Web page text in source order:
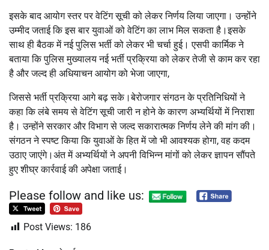
इसके बाद आयोग स्तर पर वेटिंग सूची को लेकर निर्णय लिया जाएगा। उन्होंने
उम्मीद जताई कि इस बार युवाओं को वेटिंग का लाभ मिल सकता है।इसके
साथ ही बैठक में नई पुलिस भर्ती को लेकर भी चर्चा हुई। एसपी कार्मिक ने
बताया कि पुलिस मुख्यालय नई भर्ती प्रक्रिया को लेकर तेजी से काम कर रहा
है और जल्द ही अधियाचन आयोग को भेजा जाएगा,
जिससे भर्ती प्रक्रिया आगे बढ़ सके।बेरोजगार संगठन के प्रतिनिधियों ने
कहा कि लंबे समय से वेटिंग सूची जारी न होने के कारण अभ्यर्थियों में निराशा
है। उन्होंने सरकार और विभाग से जल्द सकारात्मक निर्णय लेने की मांग की।
संगठन ने स्पष्ट किया कि युवाओं के हित में जो भी आवश्यक होगा, वह कदम
उठाए जाएंगे।अंत में अभ्यर्थियों ने अपनी विभिन्न मांगों को लेकर ज्ञापन सौंपते
हुए शीघ्र कार्रवाई की अपेक्षा जताई।
Please follow and like us:
Post Views: 186